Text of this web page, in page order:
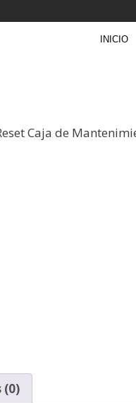
INICIO
Caja de
(0)